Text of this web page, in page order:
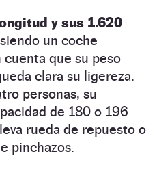
y sus 1.620
un coche
que su peso
clara su ligereza.
personas, su
de 180 o 196
rueda de repuesto o
pinchazos.